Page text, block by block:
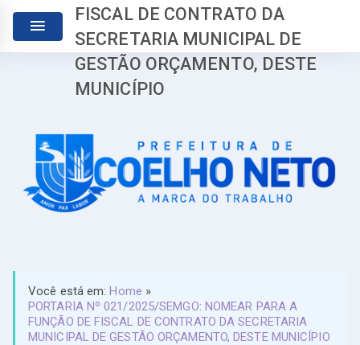
FISCAL DE CONTRATO DA
SECRETARIA MUNICIPAL DE
GESTÃO ORÇAMENTO, DESTE
MUNICÍPIO
Você está em:Home »
PORTARIA Nº 021/2025/SEMGO: NOMEAR PARA A
FUNÇÃO DE FISCAL DE CONTRATO DA SECRETARIA
MUNICIPAL DE GESTÃO ORÇAMENTO, DESTE MUNICÍPIO